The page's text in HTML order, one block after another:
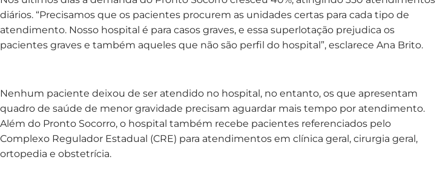
diários. “Precisamos que os pacientes procurem as unidades certas para cada tipo de
atendimento. Nosso hospital é para casos graves, e essa superlotação prejudica os
pacientes graves e também aqueles que não são perfil do hospital”, esclarece Ana Brito.
Nenhum paciente deixou de ser atendido no hospital, no entanto, os que apresentam
quadro de saúde de menor gravidade precisam aguardar mais tempo por atendimento.
Além do Pronto Socorro, o hospital também recebe pacientes referenciados pelo
Complexo Regulador Estadual (CRE) para atendimentos em clínica geral, cirurgia geral,
ortopedia e obstetrícia.